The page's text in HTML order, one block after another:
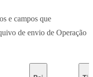
e campos que
de envio de Operação